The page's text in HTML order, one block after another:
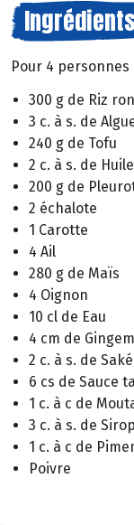
Ingrédients
Pour 4 personnes
300 g de Riz
3 c. à s. de
240 g de Tofu
2 c. à s. de
200 g de
2 échalote
1 Carotte
4 Ail
280 g de Maïs
4 Oignon
10 cl de Eau
4 cm de
2 c. à s. de Saké
6 cs de Sauce
1 c. à c de
3 c. à s. de
1 c. à c de
Poivre